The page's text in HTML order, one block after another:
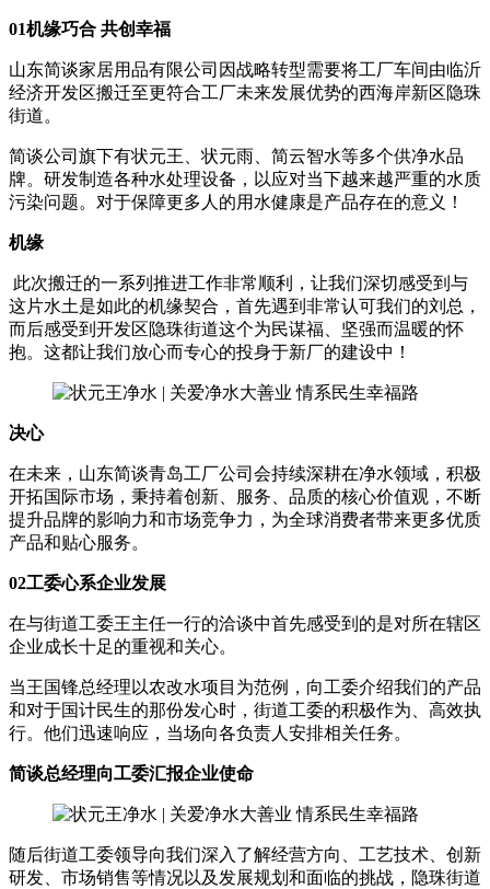
01机缘巧合 共创幸福
山东简谈家居用品有限公司因战略转型需要将工厂车间由临沂
经济开发区搬迁至更符合工厂未来发展优势的西海岸新区隐珠
街道。
简谈公司旗下有状元王、状元雨、简云智水等多个供净水品
牌。研发制造各种水处理设备，以应对当下越来越严重的水质
污染问题。对于保障更多人的用水健康是产品存在的意义！
机缘
此次搬迁的一系列推进工作非常顺利，让我们深切感受到与
这片水土是如此的机缘契合，首先遇到非常认可我们的刘总，
而后感受到开发区隐珠街道这个为民谋福、坚强而温暖的怀
抱。这都让我们放心而专心的投身于新厂的建设中！
决心
在未来，山东简谈青岛工厂公司会持续深耕在净水领域，积极
开拓国际市场，秉持着创新、服务、品质的核心价值观，不断
提升品牌的影响力和市场竞争力，为全球消费者带来更多优质
产品和贴心服务。
02工委心系企业发展
在与街道工委王主任一行的洽谈中首先感受到的是对所在辖区
企业成长十足的重视和关心。
当王国锋总经理以农改水项目为范例，向工委介绍我们的产品
和对于国计民生的那份发心时，街道工委的积极作为、高效执
行。他们迅速响应，当场向各负责人安排相关任务。
简谈总经理向工委汇报企业使命
随后街道工委领导向我们深入了解经营方向、工艺技术、创新
研发、市场销售等情况以及发展规划和面临的挑战，隐珠街道